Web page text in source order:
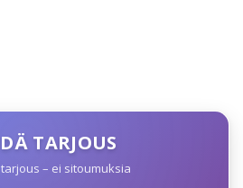
TARJOUS
– ei sitoumuksia